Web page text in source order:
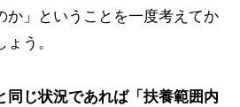
か」ということを一度考えてか
う。
同じ状況であれば「扶養範囲内